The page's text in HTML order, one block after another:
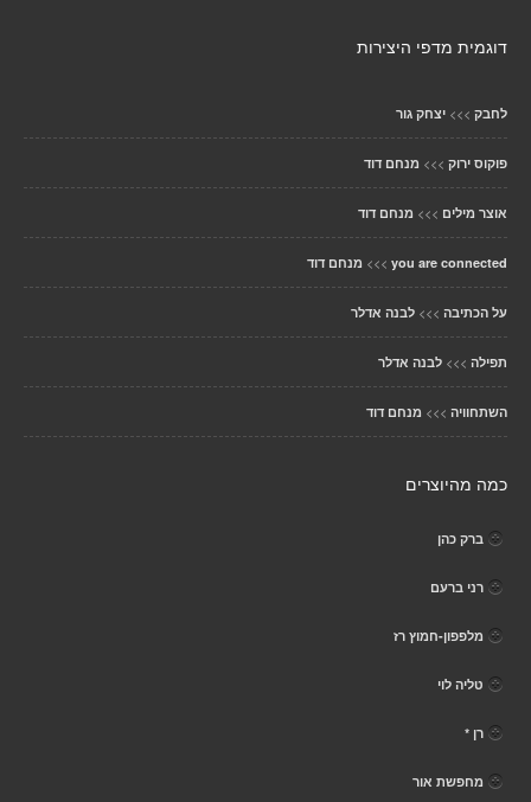
דוגמית מדפי היצירות
לחבק >>> יצחק גור
פוקוס ירוק >>> מנחם דוד
אוצר מילים >>> מנחם דוד
you are connected
>>> מנחם דוד
על הכתיבה >>> לבנה אדלר
תפילה >>> לבנה אדלר
השתחוויה >>> מנחם דוד
כמה מהיוצרים
ברק כהן
רני ברעם
מלפפון-חמוץ רז
טליה לוי
רן *
מחפשת אור